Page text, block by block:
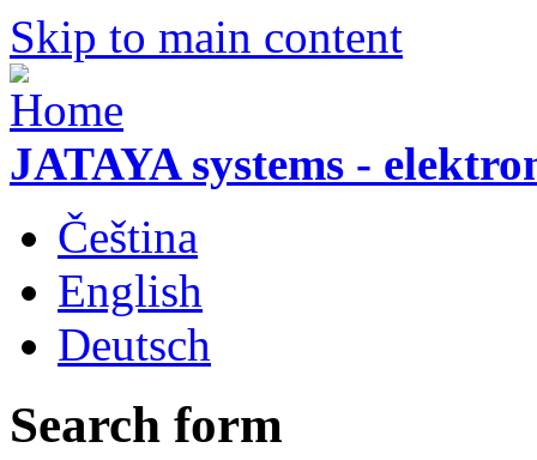
Skip to main content
JATAYA systems -
Čeština
English
Deutsch
Search form